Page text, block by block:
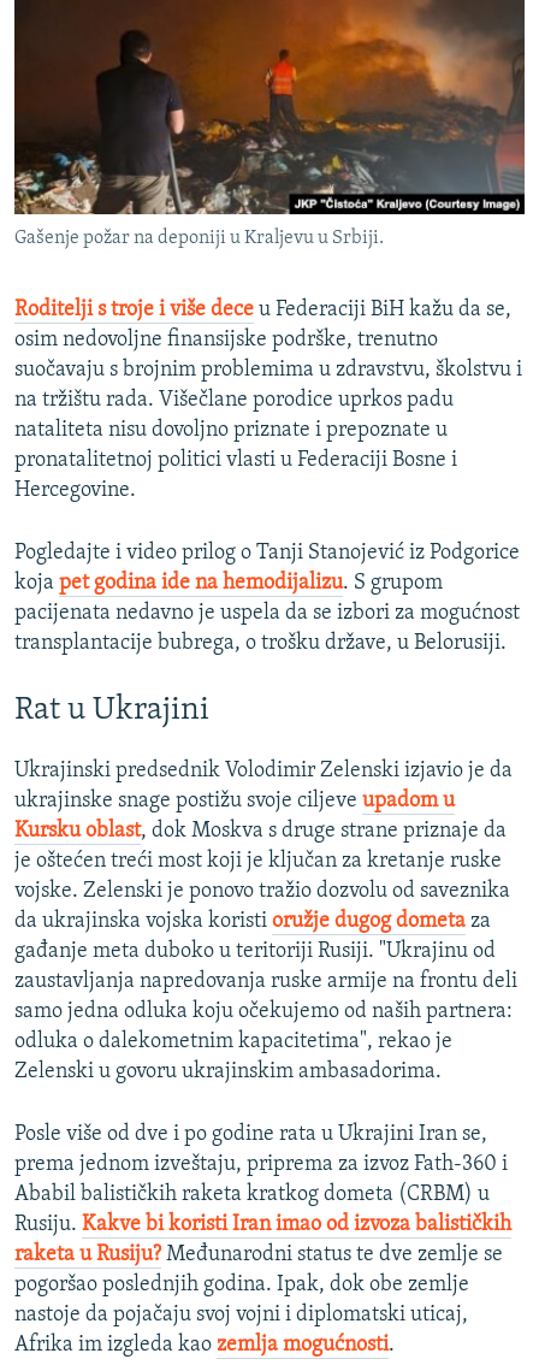
Gašenje požar na deponiji u Kraljevu u Srbiji.
Roditelji s troje i više dece u Federaciji BiH kažu da se,
osim nedovoljne finansijske podrške, trenutno
suočavaju s brojnim problemima u zdravstvu, školstvu i
na tržištu rada. Višečlane porodice uprkos padu
nataliteta nisu dovoljno priznate i prepoznate u
pronatalitetnoj politici vlasti u Federaciji Bosne i
Hercegovine.
Pogledajte i video prilog o Tanji Stanojević iz Podgorice
koja pet godina ide na hemodijalizu. S grupom
pacijenata nedavno je uspela da se izbori za mogućnost
transplantacije bubrega, o trošku države, u Belorusiji.
Rat u Ukrajini
Ukrajinski predsednik Volodimir Zelenski izjavio je da
ukrajinske snage postižu svoje ciljeve upadom u
Kursku oblast, dok Moskva s druge strane priznaje da
je oštećen treći most koji je ključan za kretanje ruske
vojske. Zelenski je ponovo tražio dozvolu od saveznika
da ukrajinska vojska koristi oružje dugog dometa za
gađanje meta duboko u teritoriji Rusiji. "Ukrajinu od
zaustavljanja napredovanja ruske armije na frontu deli
samo jedna odluka koju očekujemo od naših partnera:
odluka o dalekometnim kapacitetima", rekao je
Zelenski u govoru ukrajinskim ambasadorima.
Posle više od dve i po godine rata u Ukrajini Iran se,
prema jednom izveštaju, priprema za izvoz Fath-360 i
Ababil balističkih raketa kratkog dometa (CRBM) u
Rusiju. Kakve bi koristi Iran imao od izvoza balističkih
raketa u Rusiju?Međunarodni status te dve zemlje se
pogoršao poslednjih godina. Ipak, dok obe zemlje
nastoje da pojačaju svoj vojni i diplomatski uticaj,
Afrika im izgleda kao zemlja mogućnosti.